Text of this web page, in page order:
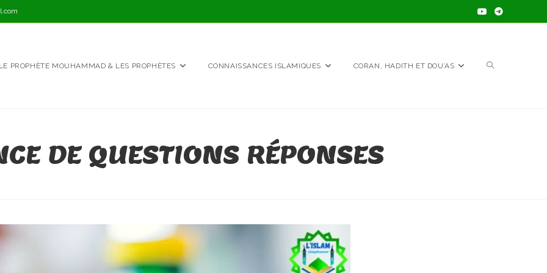
LE PROPHÈTE MOUHAMMAD & LES PROPHÈTES CONNAISSANCES ISLAMIQUES CORAN, HADITH ET DOU’AS TOGGLE
DE QUESTIONS RÉPONSES